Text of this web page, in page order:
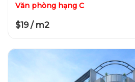
Văn phòng hạng C
$19 / m2